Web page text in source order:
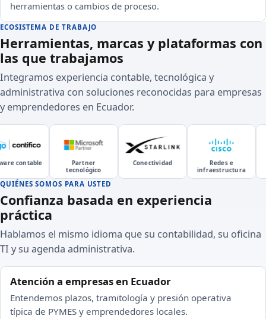
herramientas o cambios de proceso.
ECOSISTEMA DE TRABAJO
Herramientas, marcas y plataformas con
las que trabajamos
Integramos experiencia contable, tecnológica y
administrativa con soluciones reconocidas para empresas
y emprendedores en Ecuador.
contable
Partner
tecnológico
Conectividad
Redes e
infraestructura
QUIÉNES SOMOS PARA USTED
Confianza basada en experiencia
práctica
Hablamos el mismo idioma que su contabilidad, su oficina
TI y su agenda administrativa.
Atención a empresas en Ecuador
Entendemos plazos, tramitología y presión operativa
típica de PYMES y emprendedores locales.